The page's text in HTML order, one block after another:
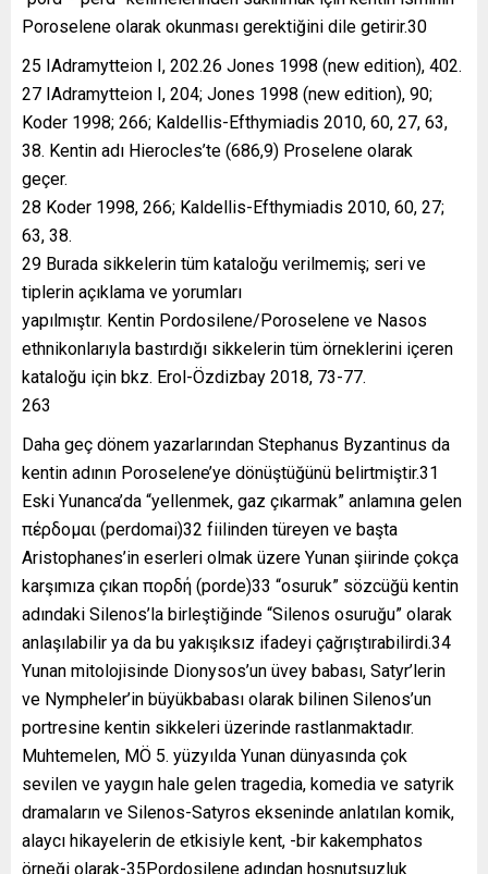
Poroselene olarak okunması gerektiğini dile getirir.30
25 IAdramytteion I, 202.26 Jones 1998 (new edition), 402.
27 IAdramytteion I, 204; Jones 1998 (new edition), 90;
Koder 1998; 266; Kaldellis-Efthymiadis 2010, 60, 27, 63,
38. Kentin adı Hierocles’te (686,9) Proselene olarak
geçer.
28 Koder 1998, 266; Kaldellis-Efthymiadis 2010, 60, 27;
63, 38.
29 Burada sikkelerin tüm kataloğu verilmemiş; seri ve
tiplerin açıklama ve yorumları
yapılmıştır. Kentin Pordosilene/Poroselene ve Nasos
ethnikonlarıyla bastırdığı sikkelerin tüm örneklerini içeren
kataloğu için bkz. Erol-Özdizbay 2018, 73-77.
263
Daha geç dönem yazarlarından Stephanus Byzantinus da
kentin adının Poroselene’ye dönüştüğünü belirtmiştir.31
Eski Yunanca’da “yellenmek, gaz çıkarmak” anlamına gelen
πέρδομαι (perdomai)32 fiilinden türeyen ve başta
Aristophanes’in eserleri olmak üzere Yunan şiirinde çokça
karşımıza çıkan πορδή (porde)33 “osuruk” sözcüğü kentin
adındaki Silenos’la birleştiğinde “Silenos osuruğu” olarak
anlaşılabilir ya da bu yakışıksız ifadeyi çağrıştırabilirdi.34
Yunan mitolojisinde Dionysos’un üvey babası, Satyr’lerin
ve Nympheler’in büyükbabası olarak bilinen Silenos’un
portresine kentin sikkeleri üzerinde rastlanmaktadır.
Muhtemelen, MÖ 5. yüzyılda Yunan dünyasında çok
sevilen ve yaygın hale gelen tragedia, komedia ve satyrik
dramaların ve Silenos-Satyros ekseninde anlatılan komik,
alaycı hikayelerin de etkisiyle kent, -bir kakemphatos
örneği olarak-35Pordosilene adından hoşnutsuzluk